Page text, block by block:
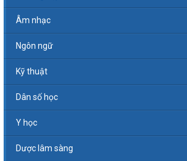
Âm nhạc
Ngôn ngữ
Kỹ thuật
Dân số học
Y học
Dược lâm sàng